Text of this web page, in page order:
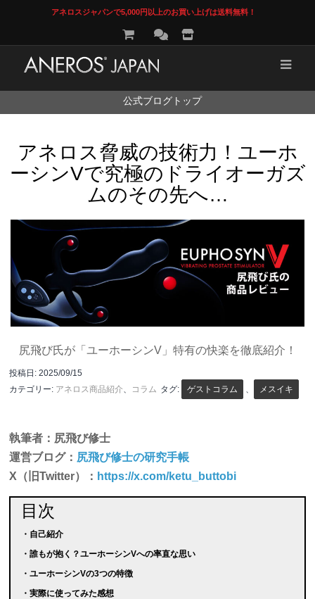
アネロスジャパンで5,000円以上のお買い上げは送料無料！
公式ブログトップ
アネロス脅威の技術力！ユーホ
ーシンVで究極のドライオーガズ
ムのその先へ…
尻飛び氏が「ユーホーシンV」特有の快楽を徹底紹介！
投稿日:2025/09/15
カテゴリー: アネロス商品紹介、 コラム タグ: ゲストコラム 、 メスイキ
執筆者：尻飛び修士
運営ブログ： 尻飛び修士の研究手帳
X（旧Twitter）： https://x.com/ketu_buttobi
目次
・自己紹介
・誰もが抱く？ユーホーシンVへの率直な思い
・ユーホーシンVの3つの特徴
・実際に使ってみた感想